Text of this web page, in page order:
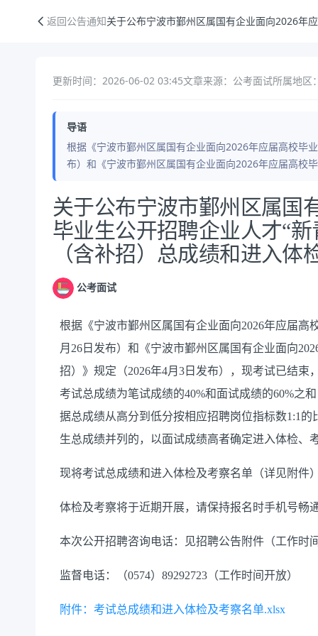
返回公告通知关于公布宁波市鄞州区属国有企业面向2026年
更新时间：2026-06-02 03:45文章来源：公考面试所属地区
导语
根据《宁波市鄞州区属国有企业面向2026年应届高校毕
布）和《宁波市鄞州区属国有企业面向2026年应届高校
公告正文
关于公布宁波市鄞州区属国
毕业生公开招聘企业人才“
（含补招）总成绩和进入
公考面试
根据《宁波市鄞州区属国有企业面向2026年应届高
月26日发布）和《宁波市鄞州区属国有企业面向
招）》规定（2026年4月3日发布），现考试已结束
考试总成绩为笔试成绩的40%和面试成绩的60%之
据总成绩从高分到低分按相应招聘岗位指标数1:1
生总成绩并列的，以面试成绩高者确定进入体检、
现将考试总成绩和进入体检及考察名单（详见附件
体检及考察将于近期开展，请保持报名时手机号畅
本次公开招聘咨询电话：见招聘公告附件（工作时
监督电话：（0574）89292723（工作时间开放）
附件：考试总成绩和进入体检及考察名单.xlsx